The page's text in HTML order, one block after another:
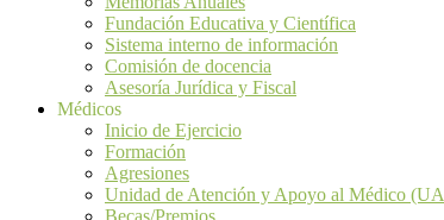
Fundación Educativa y Científica
Sistema interno de información
Comisión de docencia
Asesoría Jurídica y Fiscal
Médicos
Inicio de Ejercicio
Formación
Agresiones
Unidad de Atención y Apoyo al Médico
Becas/Premios